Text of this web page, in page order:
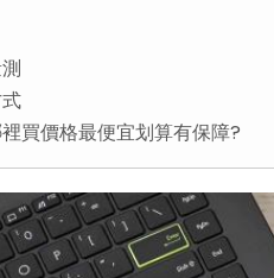
買價格最便宜划算有保障?